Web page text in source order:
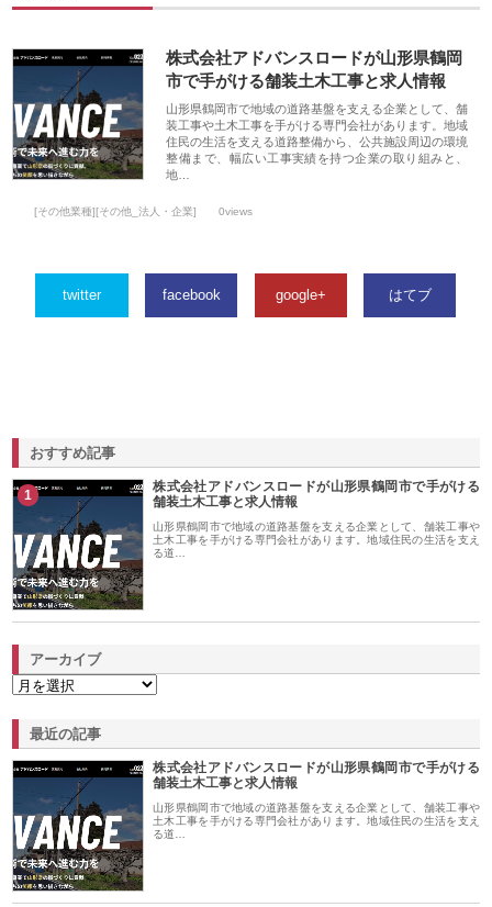
株式会社アドバンスロードが山形県鶴岡
市で手がける舗装土木工事と求人情報
山形県鶴岡市で地域の道路基盤を支える企業として、舗
装工事や土木工事を手がける専門会社があります。地域
住民の生活を支える道路整備から、公共施設周辺の環境
整備まで、幅広い工事実績を持つ企業の取り組みと、
地…
[その他業種][その他_法人・企業] 0views
twitter facebook google+ はてブ
おすすめ記事
1
株式会社アドバンスロードが山形県鶴岡市で手がける
舗装土木工事と求人情報
山形県鶴岡市で地域の道路基盤を支える企業として、舗装工事や
土木工事を手がける専門会社があります。地域住民の生活を支え
る道…
アーカイブ
最近の記事
株式会社アドバンスロードが山形県鶴岡市で手がける
舗装土木工事と求人情報
山形県鶴岡市で地域の道路基盤を支える企業として、舗装工事や
土木工事を手がける専門会社があります。地域住民の生活を支え
る道…